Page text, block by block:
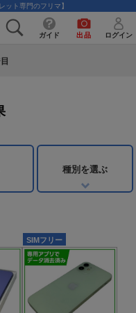
ット専門のフリマ】
ガイド 出品 ログイン
種別を選ぶ
SIMフリー